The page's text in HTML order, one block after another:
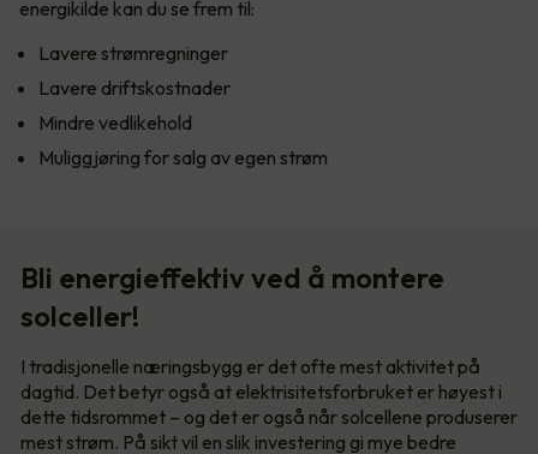
energikilde kan du se frem til:
Lavere strømregninger
Lavere driftskostnader
Mindre vedlikehold
Muliggjøring for salg av egen strøm
Bli energieffektiv ved å montere
solceller!
I tradisjonelle næringsbygg er det ofte mest aktivitet på
dagtid. Det betyr også at elektrisitetsforbruket er høyest i
dette tidsrommet – og det er også når solcellene produserer
mest strøm. På sikt vil en slik investering gi mye bedre